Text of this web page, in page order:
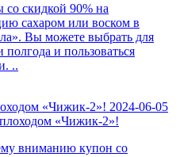
со скидкой 90% на
сахаром или воском в
Вы можете выбрать для
и пользоваться
..
«Чижик-2»! 2024-06-05
вниманию купон со